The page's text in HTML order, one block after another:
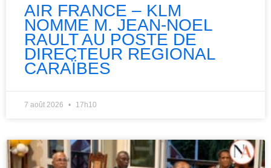
AIR FRANCE – KLM
NOMME M. JEAN-NOEL
RAULT AU POSTE DE
DIRECTEUR REGIONAL
CARAÏBES
7 août 2026 17h10